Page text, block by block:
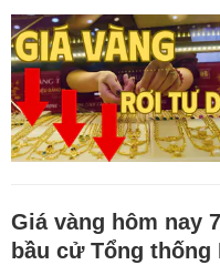
Giá vàng hôm nay
bầu cử Tổng thống